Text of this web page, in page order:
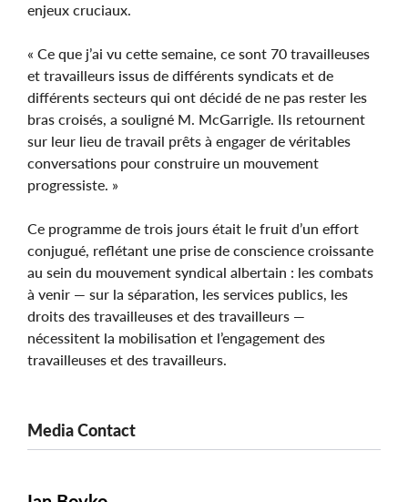
enjeux cruciaux.
« Ce que j’ai vu cette semaine, ce sont 70 travailleuses
et travailleurs issus de différents syndicats et de
différents secteurs qui ont décidé de ne pas rester les
bras croisés, a souligné M. McGarrigle. Ils retournent
sur leur lieu de travail prêts à engager de véritables
conversations pour construire un mouvement
progressiste. »
Ce programme de trois jours était le fruit d’un effort
conjugué, reflétant une prise de conscience croissante
au sein du mouvement syndical albertain : les combats
à venir — sur la séparation, les services publics, les
droits des travailleuses et des travailleurs —
nécessitent la mobilisation et l’engagement des
travailleuses et des travailleurs.
Media Contact